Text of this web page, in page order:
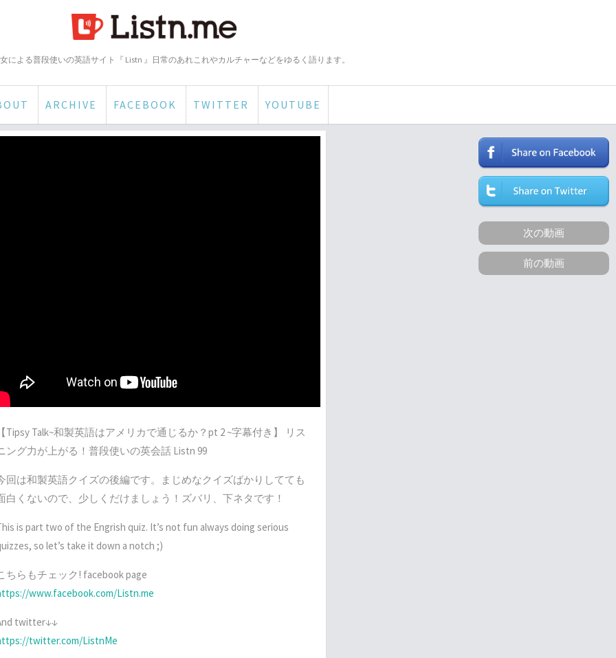
による普段使いの英語サイト『 Listn 』日常のあれこれやカルチャーなどをゆるく語ります。
ARCHIVE FACEBOOK TWITTER YOUTUBE
次の動画
前の動画
Tipsy Talk~和製英語はアメリカで通じるか？pt 2 ~字幕付き】 リス
ング力が上がる！普段使いの英会話 Listn 99
回は和製英語クイズの後編です。まじめなクイズばかりしてても
白くないので、少しくだけましょう！ズバリ、下ネタです！
is part two of the Engrish quiz. It’s not fun always doing serious
so let’s take it down a notch ;)
ちらもチェック! facebook page
www.facebook.com/Listn.me
twitter↓↓
twitter.com/ListnMe